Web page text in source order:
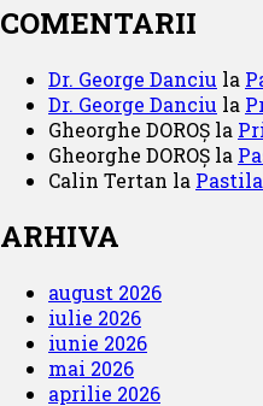
COMENTARII
Dr. George Danciu la
Dr. George Danciu la
Gheorghe DOROȘ la
Gheorghe DOROȘ la
Calin Tertan la
ARHIVA
august 2026
iulie 2026
iunie 2026
mai 2026
aprilie 2026